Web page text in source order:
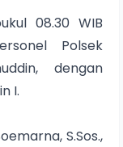
08.30 WIB
Polsek
dengan
I.
S.Sos.,